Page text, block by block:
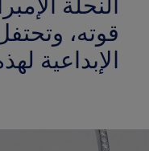
النحلة
قوته،
الإبداعية